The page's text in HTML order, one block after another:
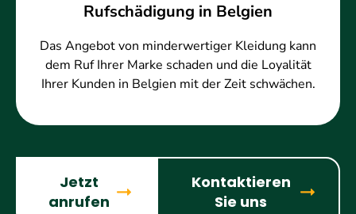
Rufschädigung in Belgien
Das Angebot von minderwertiger Kleidung kann
dem Ruf Ihrer Marke schaden und die Loyalität
Ihrer Kunden in Belgien mit der Zeit schwächen.
Jetzt
anrufen
Kontaktieren
Sie uns